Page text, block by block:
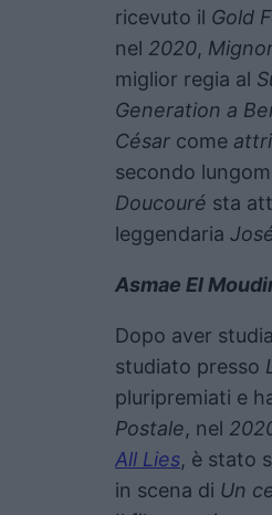
ricevuto il Gold
nel 2020,
miglior regia al
Generation a
César come
secondo
Doucouré sta
leggendaria
Asmae El
Dopo aver
studiato presso
pluripremiati e
Postale, nel
All Lies, è stato
in scena di Un